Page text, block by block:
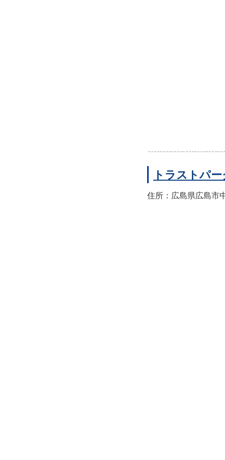
トラストパ
住所：広島県広島市